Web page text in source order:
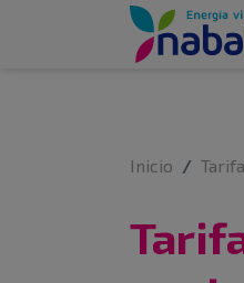
Inicio